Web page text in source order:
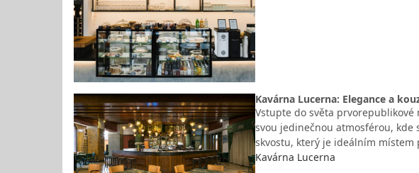
Kavárna Lucerna: Elegance a
Vstupte do světa prvorepublikové
svou jedinečnou atmosférou,
skvostu, který je ideálním místem
Kavárna Lucerna